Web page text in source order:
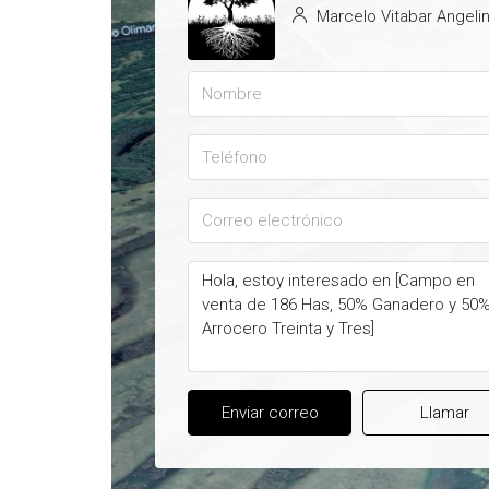
Marcelo Vitabar
Enviar correo Llamar